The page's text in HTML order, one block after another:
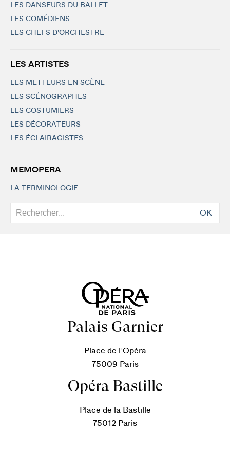
LES DANSEURS DU BALLET
LES COMÉDIENS
LES CHEFS D'ORCHESTRE
LES ARTISTES
LES METTEURS EN SCÈNE
LES SCÉNOGRAPHES
LES COSTUMIERS
LES DÉCORATEURS
LES ÉCLAIRAGISTES
MEMOPERA
LA TERMINOLOGIE
OK
Palais Garnier
Place de l’Opéra
75009 Paris
Opéra Bastille
Place de la Bastille
75012 Paris